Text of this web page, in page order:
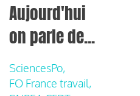
Aujourd'hui
on parle de...
SciencesPo,
FO France travail,